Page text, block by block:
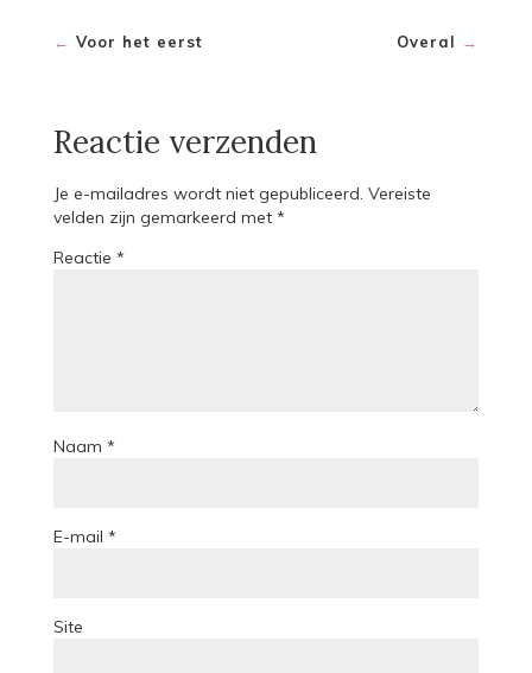
← Voor het eerst Overal →
Reactie verzenden
Je e-mailadres wordt niet gepubliceerd. Vereiste
velden zijn gemarkeerd met *
Reactie *
Naam *
E-mail *
Site